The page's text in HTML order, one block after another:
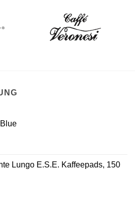
Lungo E.S.E. Kaffeepads, 150